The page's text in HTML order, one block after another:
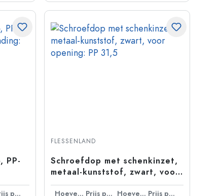
PP-
Prijs per eenheid
FLESSENLAND
Schroefdop met schenkinzet,
metaal-kunststof, zwart, voor
opening: PP 31,5
Hoeveelheid Prijs per eenheid Hoeveelheid
Prijs per eenheid